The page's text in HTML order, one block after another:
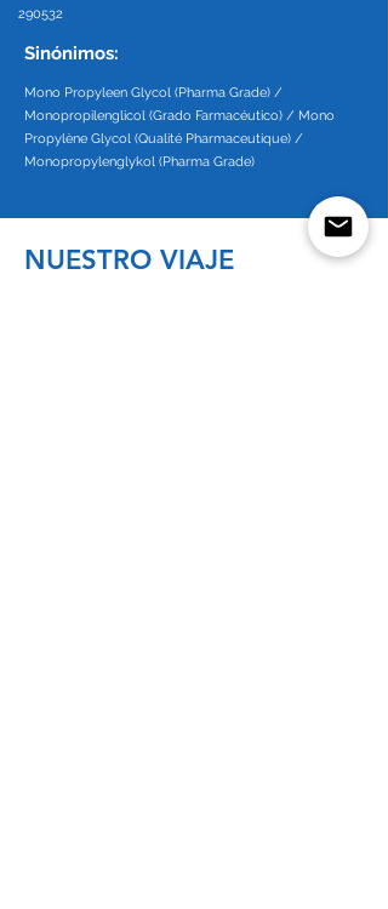
290532
Sinónimos:
Mono Propyleen Glycol (Pharma Grade) /
Monopropilenglicol (Grado Farmacéutico) / Mono
Propylène Glycol (Qualité Pharmaceutique) /
Monopropylenglykol (Pharma Grade)
NUESTRO VIAJE